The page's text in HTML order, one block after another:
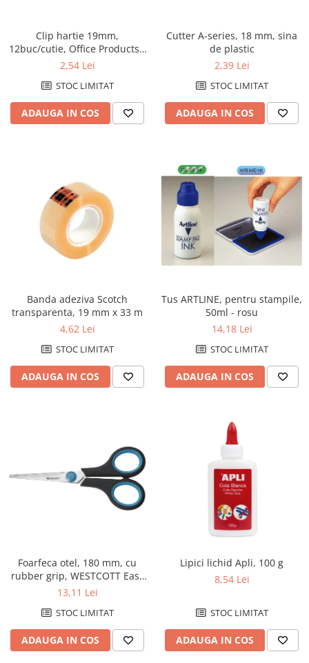
profesionale
Pioneze si ace cu gamalie
Stampile, tusuri si tusiere
Suporturi pentru documente,
Accesorii pentru arhivare
Bibliorafturi
Caiete mecanice
Clasoare, mape si suporti pentru
Cutii si containere de arhivare
Dosare de prezentare
Dosare din carton
Dosare din plastic
Mape din carton
suspendabile
Articole din hartie
Blocnotesuri
Caiete de birou
Cuburi din hartie
Clip hartie 19mm,
12buc/cutie, Office Products -
negru
2,54 Lei
STOC LIMITAT
ADAUGA IN COS
Cutter A-series, 18 mm, sina
de plastic
2,39 Lei
STOC LIMITAT
ADAUGA IN COS
Banda adeziva Scotch
transparenta, 19 mm x 33 m
4,62 Lei
STOC LIMITAT
ADAUGA IN COS
Tus ARTLINE, pentru stampile,
50ml - rosu
14,18 Lei
STOC LIMITAT
ADAUGA IN COS
Foarfeca otel, 180 mm, cu
rubber grip, WESTCOTT Easy
Grip - 10 ani garantie
13,11 Lei
STOC LIMITAT
ADAUGA IN COS
Lipici lichid Apli, 100 g
8,54 Lei
STOC LIMITAT
ADAUGA IN COS